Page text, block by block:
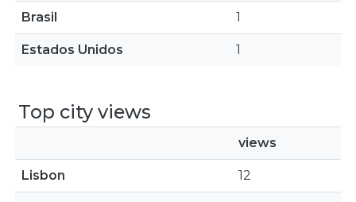
Brasil 1
Estados Unidos 1
Top city views
views
Lisbon 12